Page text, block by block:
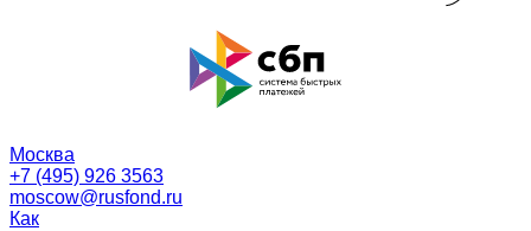
Москва
+7 (495) 926 3563
moscow@rusfond.ru
Как